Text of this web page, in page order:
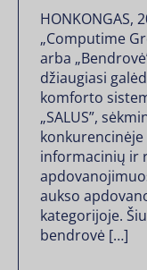
HONKONGAS,
„Computime
arba
džiaugiasi
komforto
„SALUS”,
informacinių ir
aukso
kategorijoje.
bendrovė […]